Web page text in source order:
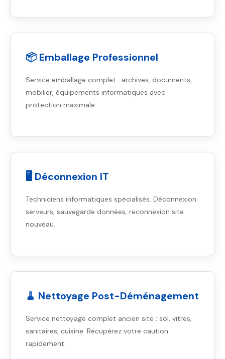
📦 Emballage Professionnel
Service emballage complet : archives, documents,
mobilier, équipements informatiques avec
protection maximale.
🖥️ Déconnexion IT
Techniciens informatiques spécialisés. Déconnexion
serveurs, sauvegarde données, reconnexion site
nouveau.
🧹 Nettoyage Post-Déménagement
Service nettoyage complet ancien site : sol, vitres,
sanitaires, cuisine. Récupérez votre caution
rapidement.